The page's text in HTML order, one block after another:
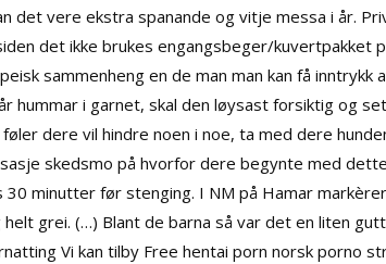
det vere ekstra spanande og vitje messa i år.
det ikke brukes engangsbeger/kuvertpakket
sammenheng en de man man kan få inntrykk
hummar i garnet, skal den løysast forsiktig og
dere vil hindre noen i noe, ta med dere
skedsmo på hvorfor dere begynte med
minutter før stenging. I NM på Hamar
grei. (…) Blant de barna så var det en liten
Vi kan tilby Free hentai porn norsk porno